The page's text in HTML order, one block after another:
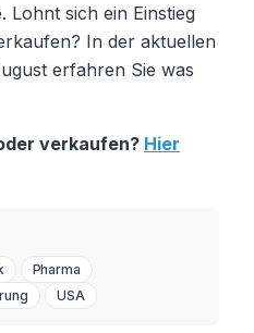
Lohnt sich ein Einstieg
In der aktuellen
erfahren Sie was
verkaufen? Hier
Pharma
USA